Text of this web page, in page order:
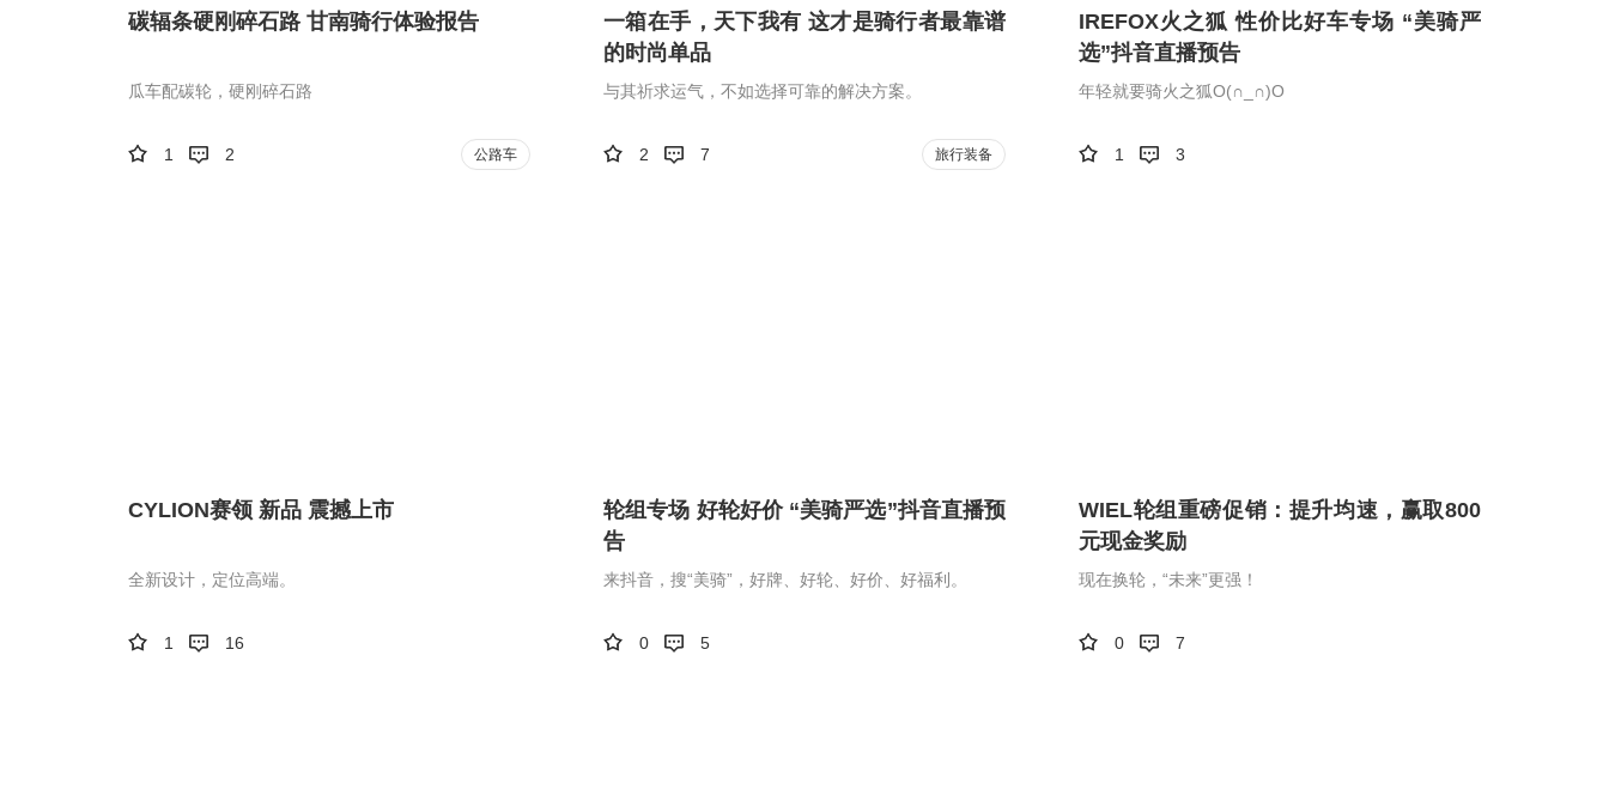
碳辐条硬刚碎石路 甘南骑行体验报告
瓜车配碳轮，硬刚碎石路
1 2 公路车
一箱在手，天下我有 这才是骑行者最靠谱
的时尚单品
与其祈求运气，不如选择可靠的解决方案。
2 7 旅行装备
IREFOX火之狐 性价比好车专场 “美骑严
选”抖音直播预告
年轻就要骑火之狐O(∩_∩)O
1 3
CYLION赛领 新品 震撼上市
全新设计，定位高端。
1 16
轮组专场 好轮好价 “美骑严选”抖音直播预
告
来抖音，搜“美骑”，好牌、好轮、好价、好福利。
0 5
WIEL轮组重磅促销：提升均速，赢取800
元现金奖励
现在换轮，“未来”更强！
0 7